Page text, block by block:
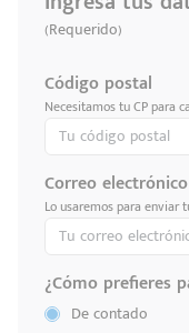
(Requerido)
Código postal
Necesitamos tu CP para
Correo electrónico
Lo usaremos para enviar
¿Cómo prefieres
De contado